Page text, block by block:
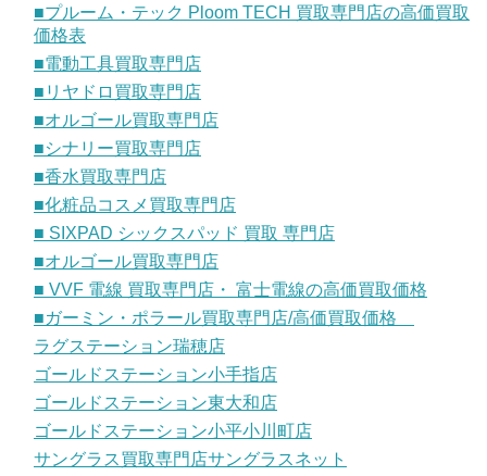
■プルーム・テック Ploom TECH 買取専門店の高価買取
価格表
■電動工具買取専門店
■リヤドロ買取専門店
■オルゴール買取専門店
■シナリー買取専門店
■香水買取専門店
■化粧品コスメ買取専門店
■ SIXPAD シックスパッド 買取 専門店
■オルゴール買取専門店
■ VVF 電線 買取専門店・ 富士電線の高価買取価格
■ガーミン・ポラール買取専門店/高価買取価格
ラグステーション瑞穂店
ゴールドステーション小手指店
ゴールドステーション東大和店
ゴールドステーション小平小川町店
サングラス買取専門店サングラスネット